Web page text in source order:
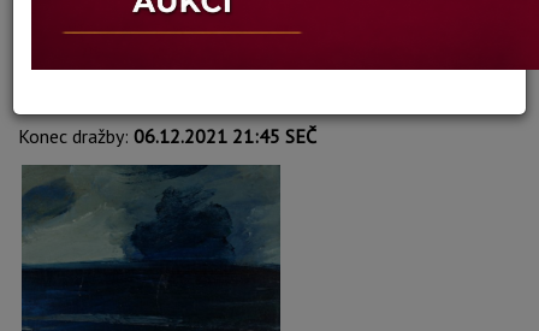
312. PO BOUŘI
Dosažená cena:Dostupné po přihlášení
Konec dražby: 06.12.2021 21:45 SEČ